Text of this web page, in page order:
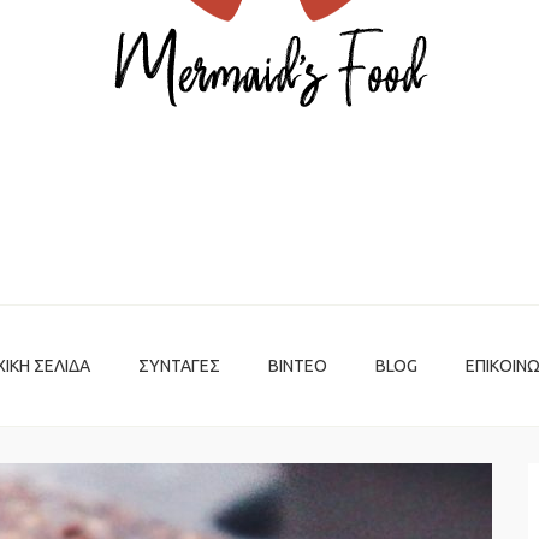
ΣΕΛΊΔΑ ΣΥΝΤΑΓΈΣ ΒΊΝΤΕΟ BLOG